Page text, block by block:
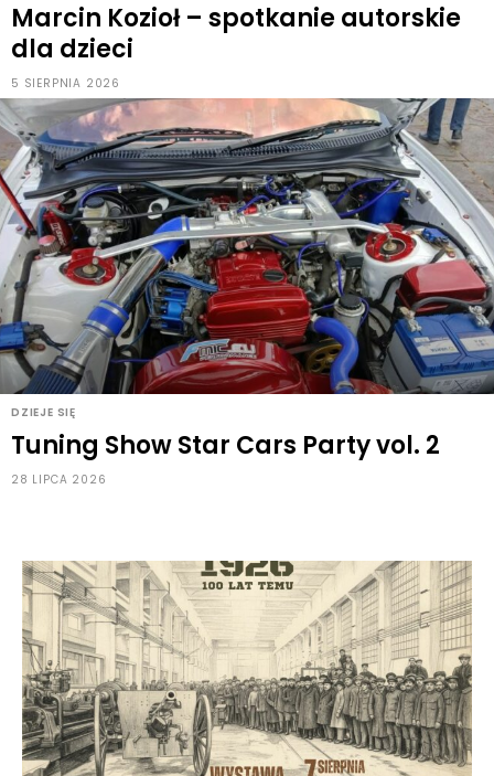
Marcin Kozioł – spotkanie autorskie
dla dzieci
5 SIERPNIA 2026
DZIEJE SIĘ
Tuning Show Star Cars Party vol. 2
28 LIPCA 2026